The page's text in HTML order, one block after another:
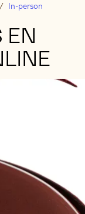
/
In-person
EN